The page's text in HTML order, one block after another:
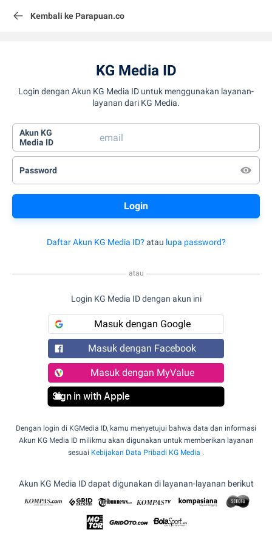
Kembali ke Parapuan.co
KG Media ID
Login dengan Akun KG Media ID untuk menggunakan layanan-
layanan dari KG Media.
Akun KG
Media ID
Password
Daftar Akun KG Media ID? atau lupa password?
atau
Login KG Media ID dengan akun ini
Masuk dengan Google
Masuk dengan Facebook
Masuk dengan MyValue
Sign in with Apple
Dengan login di KGMedia ID, kamu menyetujui bahwa data dan informasi
Akun KG Media ID milikmu akan digunakan untuk memberikan layanan
sesuai Kebijakan Data Pribadi KG Media .
Akun KG Media ID dapat digunakan di layanan-layanan berikut